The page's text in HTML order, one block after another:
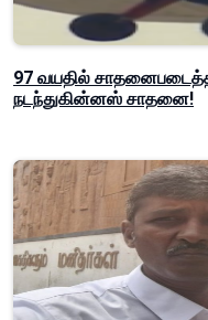
97 வயதில்
நடந்துகின்னஸ் சாதனை!